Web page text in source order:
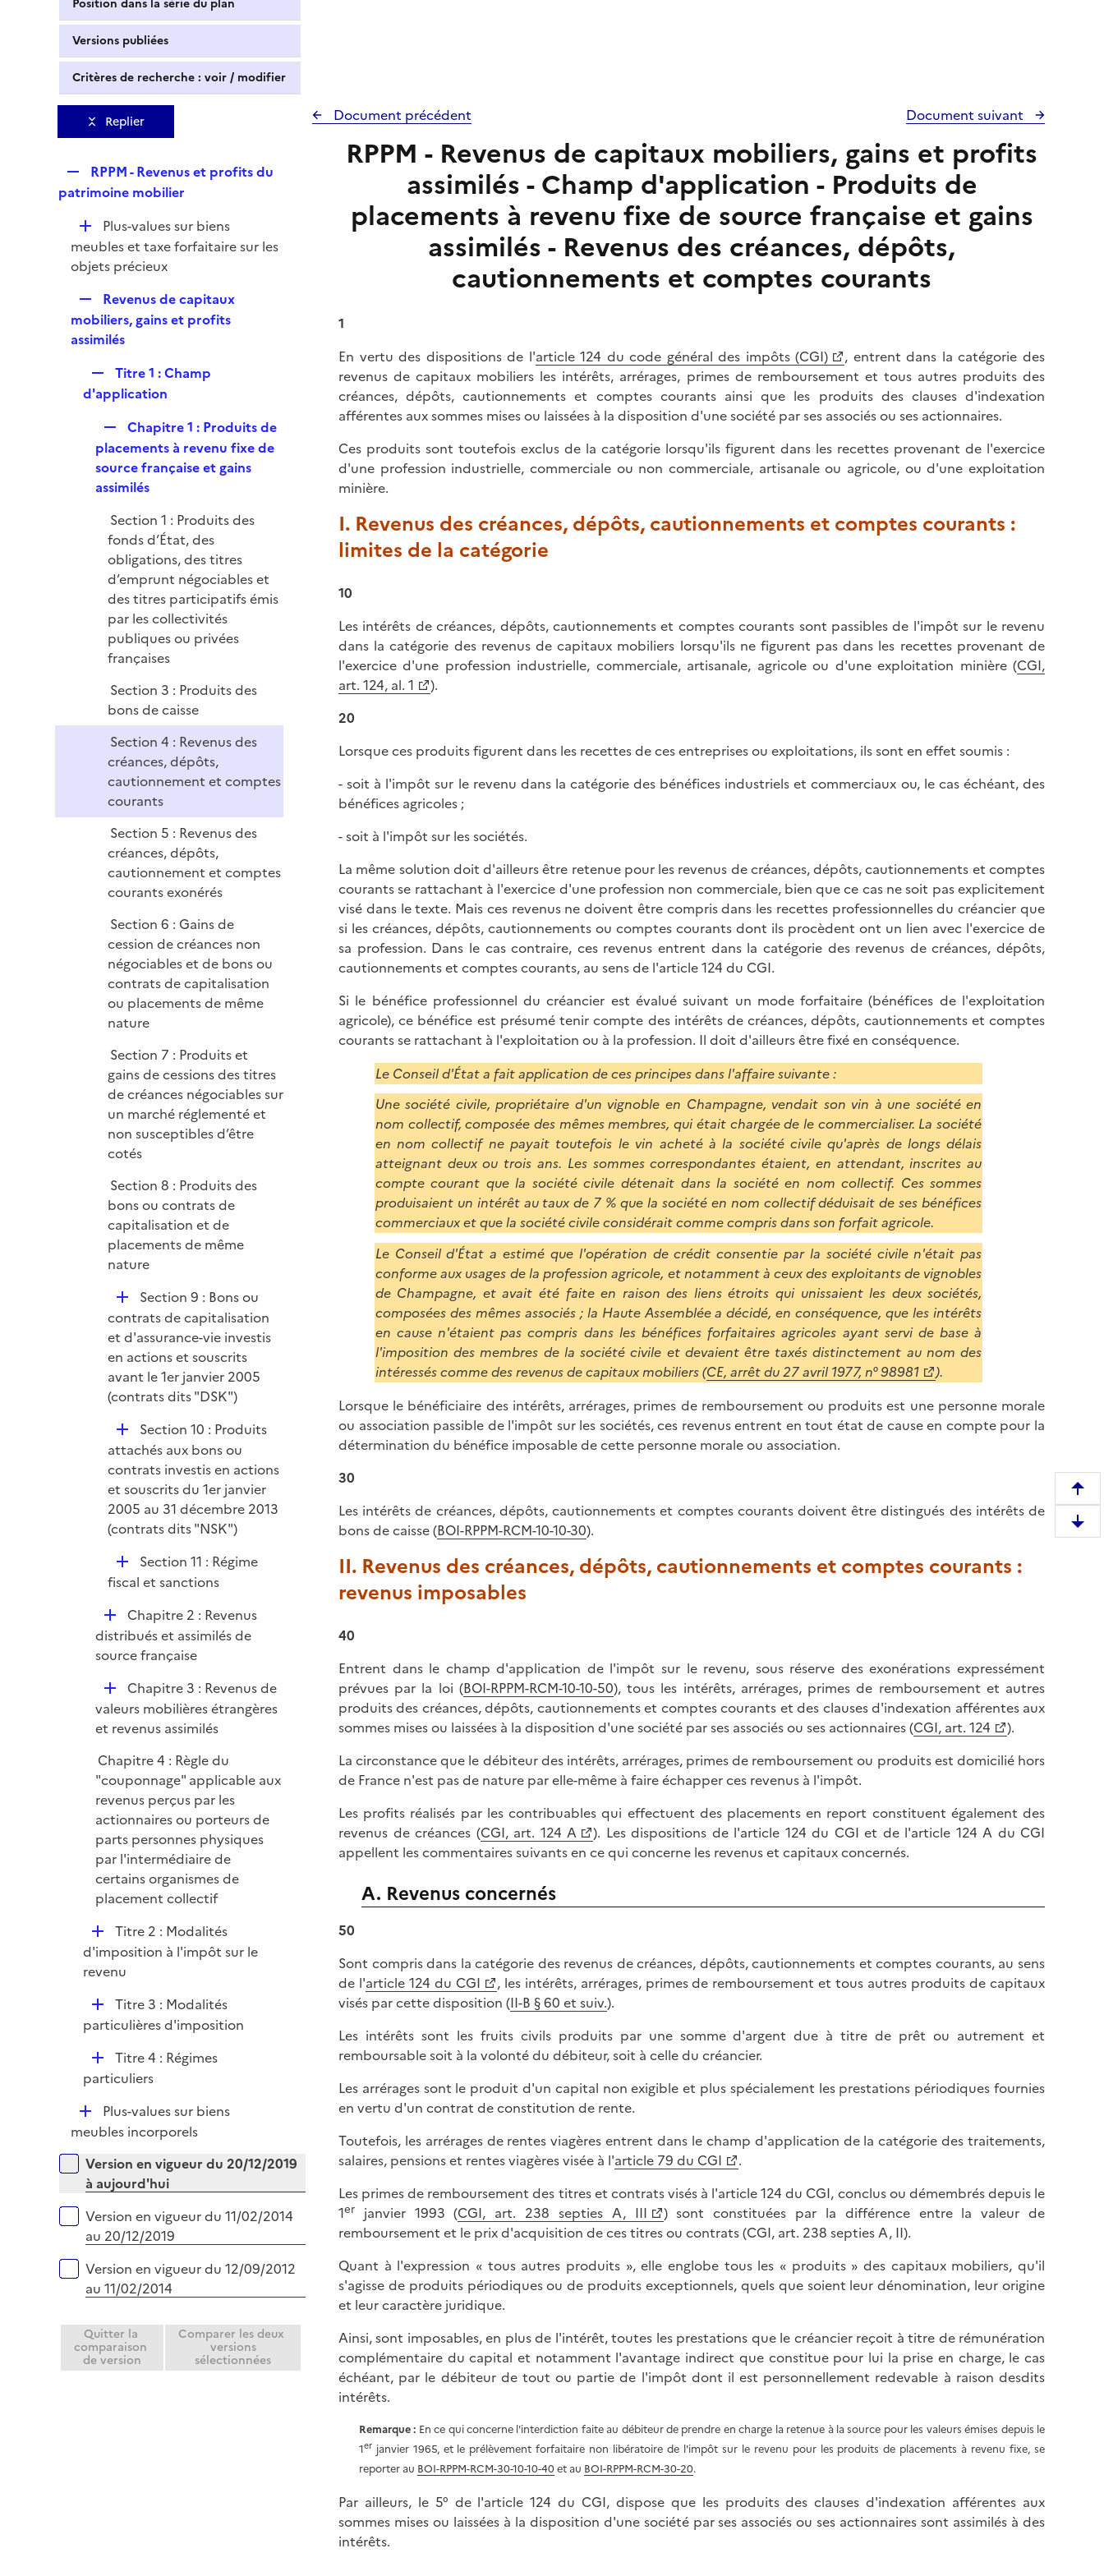
Position dans la série du plan
Versions publiées
Critères de recherche : voir / modifier
Replier
e
l
i
e
RPPM - Revenus et profits du
patrimoine mobilier
D
é
p
e
r
Plus-values sur biens
meubles et taxe forfaitaire sur les
objets précieux
e
p
i
e
Revenus de capitaux
mobiliers, gains et profits
assimilés
e
l
i
e
r
Titre 1 : Champ
d'application
e
p
l
e
r
Chapitre 1 : Produits de
placements à revenu fixe de
source française et gains
assimilés
Section 1 : Produits des
fonds d’État, des
obligations, des titres
d’emprunt négociables et
des titres participatifs émis
par les collectivités
publiques ou privées
françaises
Section 3 : Produits des
bons de caisse
Section 4 : Revenus des
créances, dépôts,
cautionnement et comptes
courants
Section 5 : Revenus des
créances, dépôts,
cautionnement et comptes
courants exonérés
Section 6 : Gains de
cession de créances non
négociables et de bons ou
contrats de capitalisation
ou placements de même
nature
Section 7 : Produits et
gains de cessions des titres
de créances négociables sur
un marché réglementé et
non susceptibles d’être
cotés
Section 8 : Produits des
bons ou contrats de
capitalisation et de
placements de même
nature
D
é
p
l
i
e
Section 9 : Bons ou
contrats de capitalisation
et d'assurance-vie investis
en actions et souscrits
avant le 1er janvier 2005
(contrats dits "DSK")
D
é
p
l
i
e
Section 10 : Produits
attachés aux bons ou
contrats investis en actions
et souscrits du 1er janvier
2005 au 31 décembre 2013
(contrats dits "NSK")
D
é
l
i
e
r
Section 11 : Régime
fiscal et sanctions
D
é
p
e
r
Chapitre 2 : Revenus
distribués et assimilés de
source française
D
é
p
i
e
r
Chapitre 3 : Revenus de
valeurs mobilières étrangères
et revenus assimilés
Chapitre 4 : Règle du
"couponnage" applicable aux
revenus perçus par les
actionnaires ou porteurs de
parts personnes physiques
par l'intermédiaire de
certains organismes de
placement collectif
D
é
p
e
Titre 2 : Modalités
d'imposition à l'impôt sur le
revenu
D
é
i
e
r
Titre 3 : Modalités
particulières d'imposition
D
é
l
i
r
Titre 4 : Régimes
particuliers
D
é
l
i
e
Plus-values sur biens
meubles incorporels
Versions sur la période
Version en vigueur du 20/12/2019
à aujourd'hui
Version en vigueur du 11/02/2014
au 20/12/2019
Version en vigueur du 12/09/2012
au 11/02/2014
Quitter la
comparaison
de version
Comparer les deux
versions
sélectionnées
Document précédent Document suivant
RPPM - Revenus de capitaux mobiliers, gains et profits
assimilés - Champ d'application - Produits de
placements à revenu fixe de source française et gains
assimilés - Revenus des créances, dépôts,
cautionnements et comptes courants
1
En vertu des dispositions de l'article 124 du code général des impôts (CGI)
, entrent dans la catégorie des
revenus de capitaux mobiliers les intérêts, arrérages, primes de remboursement et tous autres produits des
créances, dépôts, cautionnements et comptes courants ainsi que les produits des clauses d'indexation
afférentes aux sommes mises ou laissées à la disposition d'une société par ses associés ou ses actionnaires.
Ces produits sont toutefois exclus de la catégorie lorsqu'ils figurent dans les recettes provenant de l'exercice
d'une profession industrielle, commerciale ou non commerciale, artisanale ou agricole, ou d'une exploitation
minière.
I. Revenus des créances, dépôts, cautionnements et comptes courants :
limites de la catégorie
10
Les intérêts de créances, dépôts, cautionnements et comptes courants sont passibles de l'impôt sur le revenu
dans la catégorie des revenus de capitaux mobiliers lorsqu'ils ne figurent pas dans les recettes provenant de
l'exercice d'une profession industrielle, commerciale, artisanale, agricole ou d'une exploitation minière (CGI,
art. 124, al. 1
).
20
Lorsque ces produits figurent dans les recettes de ces entreprises ou exploitations, ils sont en effet soumis :
- soit à l'impôt sur le revenu dans la catégorie des bénéfices industriels et commerciaux ou, le cas échéant, des
bénéfices agricoles ;
- soit à l'impôt sur les sociétés.
La même solution doit d'ailleurs être retenue pour les revenus de créances, dépôts, cautionnements et comptes
courants se rattachant à l'exercice d'une profession non commerciale, bien que ce cas ne soit pas explicitement
visé dans le texte. Mais ces revenus ne doivent être compris dans les recettes professionnelles du créancier que
si les créances, dépôts, cautionnements ou comptes courants dont ils procèdent ont un lien avec l'exercice de
sa profession. Dans le cas contraire, ces revenus entrent dans la catégorie des revenus de créances, dépôts,
cautionnements et comptes courants, au sens de l'article 124 du CGI.
Si le bénéfice professionnel du créancier est évalué suivant un mode forfaitaire (bénéfices de l'exploitation
agricole), ce bénéfice est présumé tenir compte des intérêts de créances, dépôts, cautionnements et comptes
courants se rattachant à l'exploitation ou à la profession. Il doit d'ailleurs être fixé en conséquence.
Le Conseil d'État a fait application de ces principes dans l'affaire suivante :
Une société civile, propriétaire d'un vignoble en Champagne, vendait son vin à une société en
nom collectif, composée des mêmes membres, qui était chargée de le commercialiser. La société
en nom collectif ne payait toutefois le vin acheté à la société civile qu'après de longs délais
atteignant deux ou trois ans. Les sommes correspondantes étaient, en attendant, inscrites au
compte courant que la société civile détenait dans la société en nom collectif. Ces sommes
produisaient un intérêt au taux de 7 % que la société en nom collectif déduisait de ses bénéfices
commerciaux et que la société civile considérait comme compris dans son forfait agricole.
Le Conseil d'État a estimé que l'opération de crédit consentie par la société civile n'était pas
conforme aux usages de la profession agricole, et notamment à ceux des exploitants de vignobles
de Champagne, et avait été faite en raison des liens étroits qui unissaient les deux sociétés,
composées des mêmes associés ; la Haute Assemblée a décidé, en conséquence, que les intérêts
en cause n'étaient pas compris dans les bénéfices forfaitaires agricoles ayant servi de base à
l'imposition des membres de la société civile et devaient être taxés distinctement au nom des
intéressés comme des revenus de capitaux mobiliers (CE, arrêt du 27 avril 1977, n° 98981
).
Lorsque le bénéficiaire des intérêts, arrérages, primes de remboursement ou produits est une personne morale
ou association passible de l'impôt sur les sociétés, ces revenus entrent en tout état de cause en compte pour la
détermination du bénéfice imposable de cette personne morale ou association.
30
Les intérêts de créances, dépôts, cautionnements et comptes courants doivent être distingués des intérêts de
bons de caisse (BOI-RPPM-RCM-10-10-30).
II. Revenus des créances, dépôts, cautionnements et comptes courants :
revenus imposables
40
Entrent dans le champ d'application de l'impôt sur le revenu, sous réserve des exonérations expressément
prévues par la loi (BOI-RPPM-RCM-10-10-50), tous les intérêts, arrérages, primes de remboursement et autres
produits des créances, dépôts, cautionnements et comptes courants et des clauses d'indexation afférentes aux
sommes mises ou laissées à la disposition d'une société par ses associés ou ses actionnaires (CGI, art. 124
).
La circonstance que le débiteur des intérêts, arrérages, primes de remboursement ou produits est domicilié hors
de France n'est pas de nature par elle-même à faire échapper ces revenus à l'impôt.
Les profits réalisés par les contribuables qui effectuent des placements en report constituent également des
revenus de créances (CGI, art. 124 A
). Les dispositions de l'article 124 du CGI et de l'article 124 A du CGI
appellent les commentaires suivants en ce qui concerne les revenus et capitaux concernés.
A. Revenus concernés
50
Sont compris dans la catégorie des revenus de créances, dépôts, cautionnements et comptes courants, au sens
de l'article 124 du CGI
, les intérêts, arrérages, primes de remboursement et tous autres produits de capitaux
visés par cette disposition (II-B § 60 et suiv.).
Les intérêts sont les fruits civils produits par une somme d'argent due à titre de prêt ou autrement et
remboursable soit à la volonté du débiteur, soit à celle du créancier.
Les arrérages sont le produit d'un capital non exigible et plus spécialement les prestations périodiques fournies
en vertu d'un contrat de constitution de rente.
Toutefois, les arrérages de rentes viagères entrent dans le champ d'application de la catégorie des traitements,
salaires, pensions et rentes viagères visée à l'article 79 du CGI
.
Les primes de remboursement des titres et contrats visés à l'article 124 du CGI, conclus ou démembrés depuis le
1er janvier 1993 (CGI, art. 238 septies A, III
) sont constituées par la différence entre la valeur de
remboursement et le prix d'acquisition de ces titres ou contrats (CGI, art. 238 septies A, II).
Quant à l'expression « tous autres produits », elle englobe tous les « produits » des capitaux mobiliers, qu'il
s'agisse de produits périodiques ou de produits exceptionnels, quels que soient leur dénomination, leur origine
et leur caractère juridique.
Ainsi, sont imposables, en plus de l'intérêt, toutes les prestations que le créancier reçoit à titre de rémunération
complémentaire du capital et notamment l'avantage indirect que constitue pour lui la prise en charge, le cas
échéant, par le débiteur de tout ou partie de l'impôt dont il est personnellement redevable à raison desdits
intérêts.
Remarque : En ce qui concerne l'interdiction faite au débiteur de prendre en charge la retenue à la source pour les valeurs émises depuis le
1er janvier 1965, et le prélèvement forfaitaire non libératoire de l'impôt sur le revenu pour les produits de placements à revenu fixe, se
reporter au BOI-RPPM-RCM-30-10-10-40et au BOI-RPPM-RCM-30-20.
Par ailleurs, le 5° de l'article 124 du CGI, dispose que les produits des clauses d'indexation afférentes aux
sommes mises ou laissées à la disposition d'une société par ses associés ou ses actionnaires sont assimilés à des
intérêts.
e
m
D